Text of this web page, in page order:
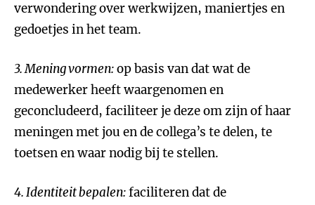
verwondering over werkwijzen, maniertjes en
gedoetjes in het team.
3.Mening vormen:op basis van dat wat de
medewerker heeft waargenomen en
geconcludeerd, faciliteer je deze om zijn of haar
meningen met jou en de collega’s te delen, te
toetsen en waar nodig bij te stellen.
4.Identiteit bepalen:faciliteren dat de